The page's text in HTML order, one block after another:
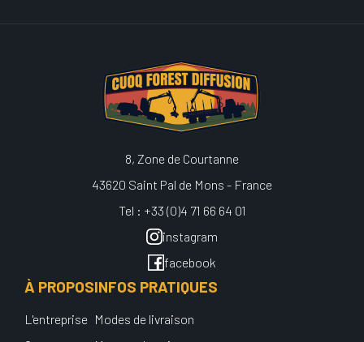
8, Zone de Courtanne
43620 Saint Pal de Mons - France
Tel : +33 (0)4 71 66 64 01
instagram
facebook
À PROPOS
L'entreprise
INFOS PRATIQUES
Modes de livraison